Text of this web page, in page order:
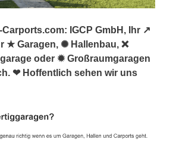
IGCP GmbH, Ihr ↗️
★ Garagen, ✺ Hallenbau, ❌
oder ✹ Großraumgaragen
❤ Hoffentlich sehen wir uns